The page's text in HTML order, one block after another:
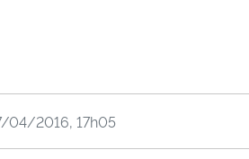
04/2016, 17h05